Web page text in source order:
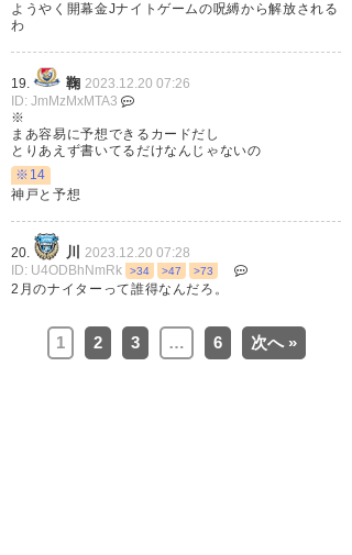
ようやく開幕金Jナイトゲームの呪縛から解放される
わ
19. 鞠 2023.12.20 07:26
ID: JmMzMxMTA3
※
まあ容易に予想できるカードだし
とりあえず書いてるだけなんじゃないの
※14
神戸と予想
20. 川 2023.12.20 07:28
ID: U4ODBhNmRk
>34 >47 >73
2月のナイターって誰得なんだろ。
1 2 3 … 6 次へ »